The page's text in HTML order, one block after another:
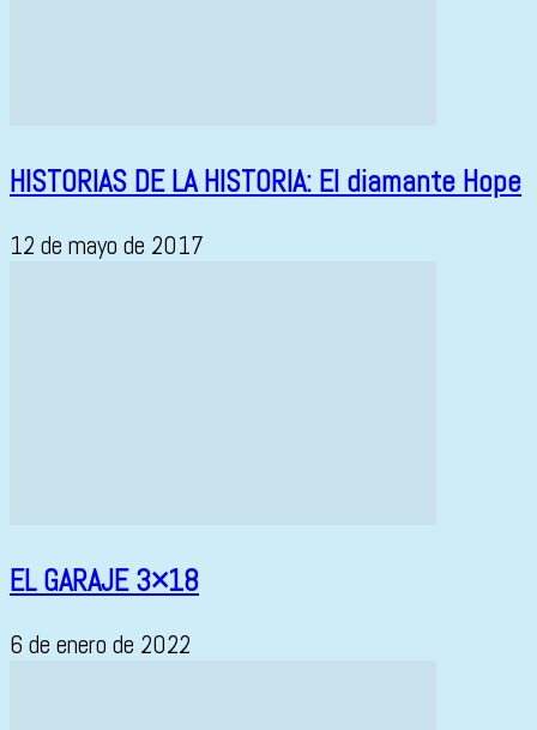
HISTORIAS DE LA HISTORIA: El diamante Hope
12 de mayo de 2017
EL GARAJE 3×18
6 de enero de 2022